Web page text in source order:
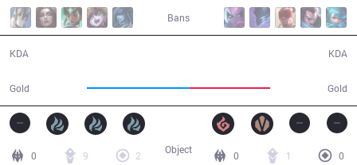
Bans
KDA
Gold Gold
KDA
0 9
2
0 1
0
Object